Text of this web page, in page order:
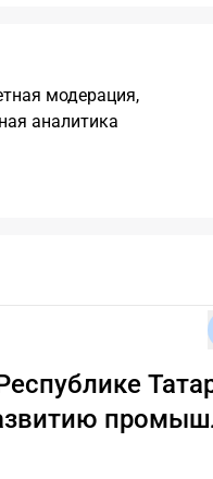
модерация,
аналитика